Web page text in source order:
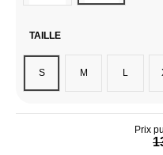
TAILLE
S M L
Prix